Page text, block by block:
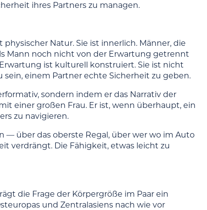
ihres Partners zu managen.
Natur. Sie ist innerlich. Männer, die
Mann noch nicht von der Erwartung getrennt
ist kulturell konstruiert. Sie ist nicht
einem Partner echte Sicherheit zu geben.
sondern indem er das Narrativ der
einer großen Frau. Er ist, wenn überhaupt, ein
zu navigieren.
— über das oberste Regal, über wer wo im Auto
verdrängt. Die Fähigkeit, etwas leicht zu
die Frage der Körpergröße im Paar ein
und Zentralasiens nach wie vor